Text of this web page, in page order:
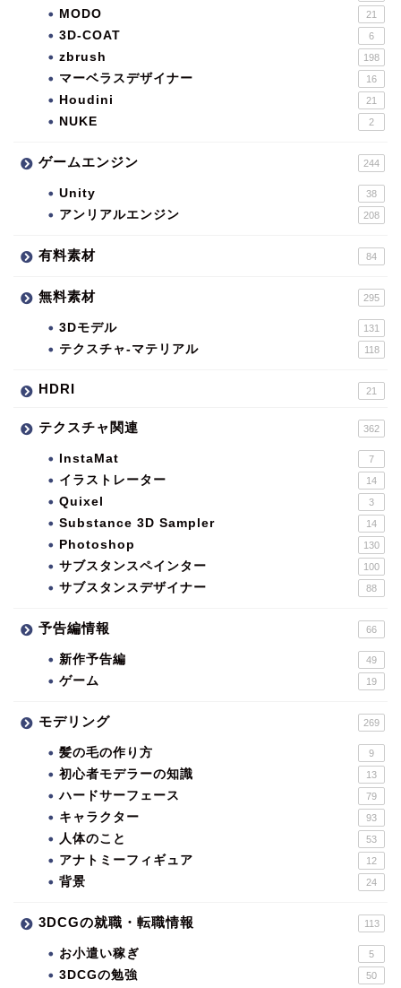
MODO 21
3D-COAT 6
zbrush 198
マーベラスデザイナー 16
Houdini 21
NUKE 2
ゲームエンジン 244
Unity 38
アンリアルエンジン 208
有料素材 84
無料素材 295
3Dモデル 131
テクスチャ-マテリアル 118
HDRI 21
テクスチャ関連 362
InstaMat 7
イラストレーター 14
Quixel 3
Substance 3D Sampler 14
Photoshop 130
サブスタンスペインター 100
サブスタンスデザイナー 88
予告編情報 66
新作予告編 49
ゲーム 19
モデリング 269
髪の毛の作り方 9
初心者モデラーの知識 13
ハードサーフェース 79
キャラクター 93
人体のこと 53
アナトミーフィギュア 12
背景 24
3DCGの就職・転職情報 113
お小遣い稼ぎ 5
3DCGの勉強 50